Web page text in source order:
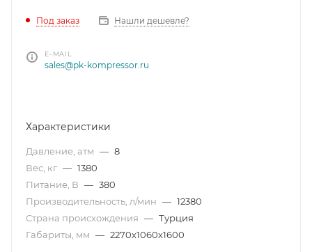
Под заказ Нашли дешевле?
E-MAIL
sales@pk-kompressor.ru
Характеристики
Давление, атм — 8
Вес, кг — 1380
Питание, В — 380
Производительность, л/мин — 12380
Страна происхождения — Турция
Габариты, мм — 2270х1060х1600